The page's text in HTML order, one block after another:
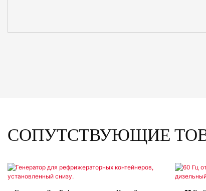
СОПУТСТВУЮЩИЕ